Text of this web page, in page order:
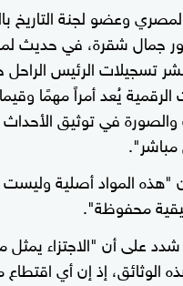
وعضو لجنة التاريخ
جمال شقرة، في حديث
تسجيلات الرئيس الراحل
يُعد أمراً مهمًا
والصورة في توثيق
مباشر".
المواد أصلية وليست
محفوظة".
على أن "الاجتزاء
الوثائق، إذ إن أي